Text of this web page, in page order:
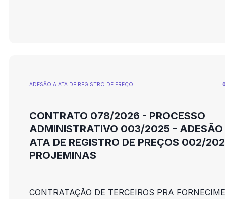
ADESÃO A ATA DE REGISTRO DE PREÇO
CONTRATO 078/2026 - PROCESSO
ADMINISTRATIVO 003/2025 - ADESÃO
ATA DE REGISTRO DE PREÇOS 002/
PROJEMINAS
CONTRATAÇÃO DE TERCEIROS PRA